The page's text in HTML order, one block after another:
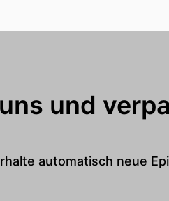
und
automatisch neue